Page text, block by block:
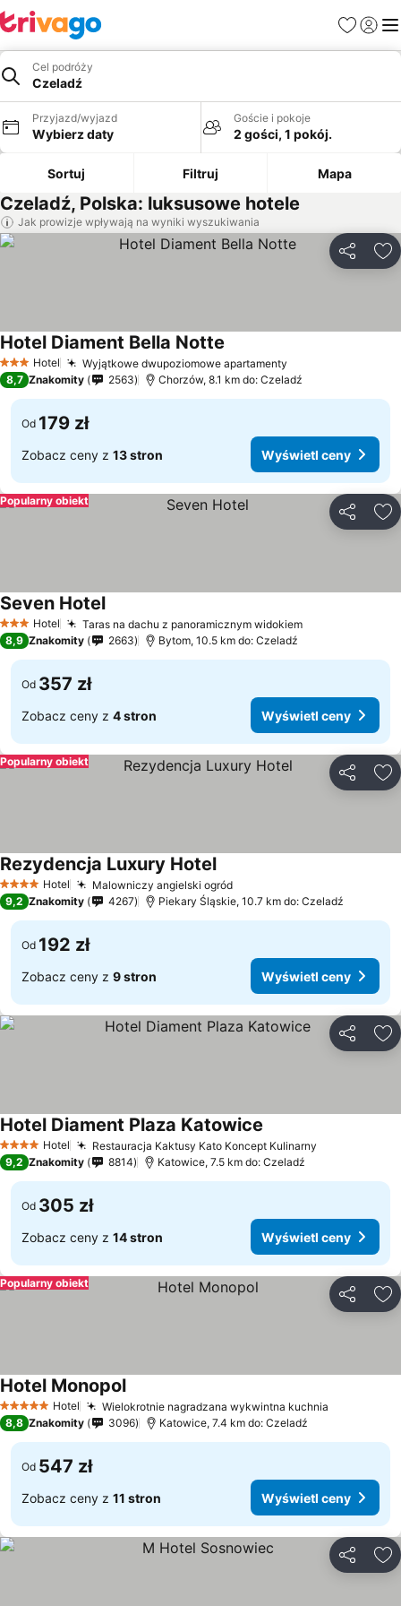
Ulubione
Cel podróży
Czeladź
Przyjazd/wyjazd
Wybierz daty
Goście i pokoje
2 gości, 1 pokój.
Sortuj Filtruj Mapa
Czeladź, Polska: luksusowe hotele
Jak prowizje wpływają na wyniki wyszukiwania
3 Kategoria
Hotel Wyjątkowe dwupoziomowe apartamenty
Hotel Diament Bella Notte
8,7 Znakomity 2563 Chorzów, 8.1 km do: Czeladź
Od 179 zł
Zobacz ceny z 13 stron Wyświetl ceny
Popularny obiekt
3 Kategoria
Hotel Taras na dachu z panoramicznym widokiemWyświetl ceny
Seven HotelWyświetl ceny
8,9 Znakomity 2663 Bytom, 10.5 km do: Czeladź
Od 357 zł
Zobacz ceny z 4 stron Wyświetl ceny
Popularny obiekt
4 KategoriaHotel Malowniczy angielski ogródWyświetl ceny
Rezydencja Luxury HotelWyświetl ceny
9,2 Znakomity 4267 Piekary Śląskie, 10.7 km do: Czeladź
Od 192 zł
Zobacz ceny z 9 stron Wyświetl ceny
4 KategoriaHotel Restauracja Kaktusy Kato Koncept Kulinarny
Hotel Diament Plaza Katowice
9,2 Znakomity 8814 Katowice, 7.5 km do: Czeladź
Od 305 zł
Zobacz ceny z 14 stron Wyświetl ceny
Popularny obiekt
5 KategoriaHotel Wielokrotnie nagradzana wykwintna kuchnia
Hotel MonopolWyświetl ceny
8,8 Znakomity 3096 Katowice, 7.4 km do: Czeladź
Od 547 zł
Zobacz ceny z 11 stron Wyświetl ceny